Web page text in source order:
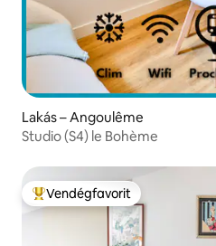
Lakás – Angoulême
Studio (S4) le Bohème
Kiemelt vendégfavorit
Vendégfavorit